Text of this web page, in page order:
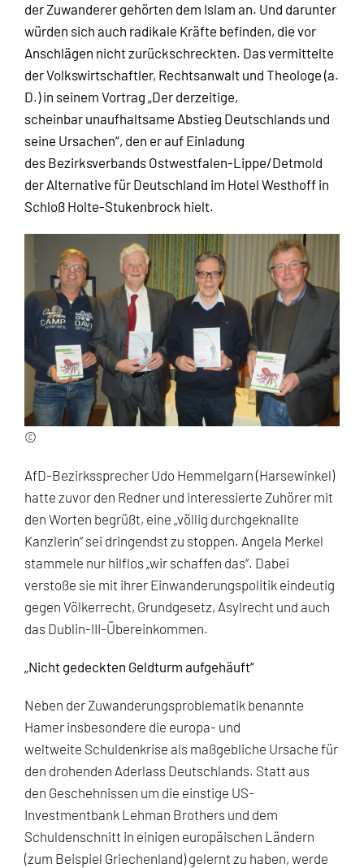
der Zuwanderer gehörten dem Islam an. Und darunter
würden sich auch radikale Kräfte befinden, die vor
Anschlägen nicht zurückschreckten. Das vermittelte
der Volkswirtschaftler, Rechtsanwalt und Theologe (a.
D.) in seinem Vortrag „Der derzeitige,
scheinbar unaufhaltsame Abstieg Deutschlands und
seine Ursachen“, den er auf Einladung
des Bezirksverbands Ostwestfalen-Lippe/Detmold
der Alternative für Deutschland im Hotel Westhoff in
Schloß Holte-Stukenbrock hielt.
©
AfD-Bezirkssprecher Udo Hemmelgarn (Harsewinkel)
hatte zuvor den Redner und interessierte Zuhörer mit
den Worten begrüßt, eine „völlig durchgeknallte
Kanzlerin“ sei dringendst zu stoppen. Angela Merkel
stammele nur hilflos „wir schaffen das“. Dabei
verstoße sie mit ihrer Einwanderungspolitik eindeutig
gegen Völkerrecht, Grundgesetz, Asylrecht und auch
das Dublin-III-Übereinkommen.
„Nicht gedeckten Geldturm aufgehäuft“
Neben der Zuwanderungsproblematik benannte
Hamer insbesondere die europa- und
weltweite Schuldenkrise als maßgebliche Ursache für
den drohenden Aderlass Deutschlands. Statt aus
den Geschehnissen um die einstige US-
Investmentbank Lehman Brothers und dem
Schuldenschnitt in einigen europäischen Ländern
(zum Beispiel Griechenland) gelernt zu haben, werde